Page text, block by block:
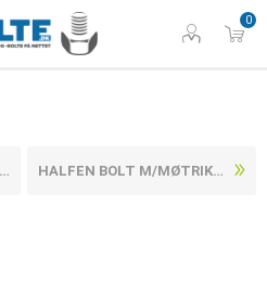
0
HALFEN BOLT M/MØTRIK VARMFORZINKET STÅL KL. 4.6 HS 72/48 M24X75 (15 STK)